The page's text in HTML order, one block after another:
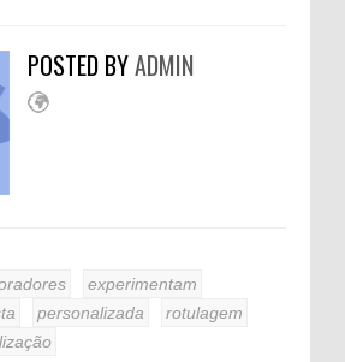
POSTED BYADMIN
experimentam
personalizada
rotulagem